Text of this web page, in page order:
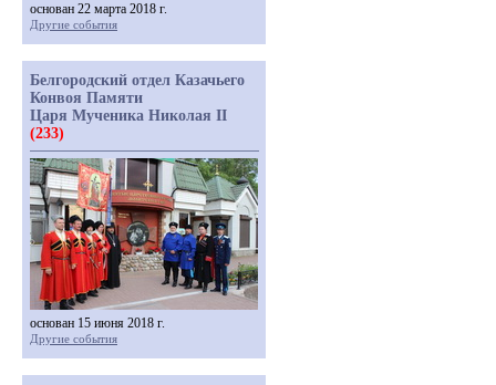
основан 22 марта 2018 г.
Другие события
Белгородский отдел Казачьего
Конвоя Памяти
Царя Мученика Николая II
(233)
основан 15 июня 2018 г.
Другие события